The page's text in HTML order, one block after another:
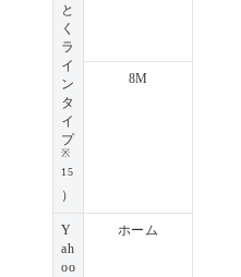
と
く
ラ
イ
ン
タ
イ
プ
※
15
）
8M
Y
ah
oo
ホーム